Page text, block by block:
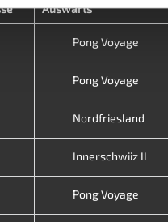
Auswärts
Pong Voyage
Pong Voyage
Nordfriesland
Innerschwiiz II
Pong Voyage